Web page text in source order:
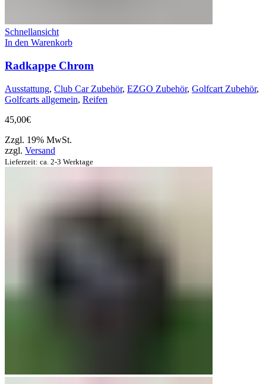
Schnellansicht
In den Warenkorb
Radkappe Chrom
Ausstattung, Club Car Zubehör, EZGO Zubehör, Golfcart Zubehör,
Golfcarts allgemein, Reifen
45,00€
Zzgl. 19% MwSt.
zzgl. Versand
Lieferzeit: ca. 2-3 Werktage